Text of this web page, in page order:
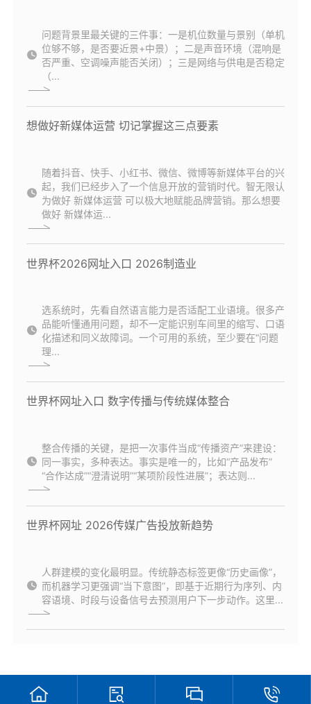
问题背景里最关键的三件事：一是机位数量与景别（单机
位够不够，是否要近景+中景）；二是声音环境（混响是
否严重、空调噪声能否关闭）；三是网络与供电是否稳定
（...
想做好新媒体运营 切记掌握这三点要素
随着抖音、快手、小红书、微信、微博等新媒体平台的兴
起，我们已经步入了一个信息开放的营销时代。智无限认
为做好 新媒体运营 可以极大地赋能品牌营销。那么想要
做好 新媒体运...
世界杯2026网址入口 2026制造业
选系统时，先看自然语言能力是否适配工业语境。很多产
品能听懂通用问题，却不一定能识别车间里的缩写、口语
化描述和同义故障词。一个可用的系统，至少要在“问题
理...
世界杯网址入口 数字传播与传统媒体整合
整合传播的关键，是把一次事件当成“传播资产”来建设：
同一事实，多种表达。事实是唯一的，比如“产品发布”
“合作达成”“澄清说明”“某项阶段性进展”；表达则...
世界杯网址 2026传媒广告投放新趋势
人群建模的变化最明显。传统静态标签更像“历史画像”，
而机器学习更强调“当下意图”，即基于近期行为序列、内
容语境、时段与设备信号去预测用户下一步动作。这里...